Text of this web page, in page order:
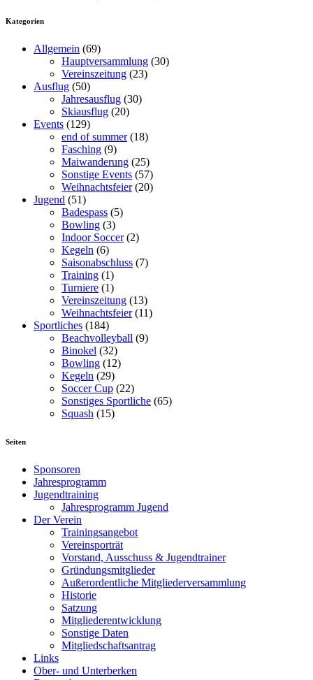
Kategorien
Allgemein (69)
Hauptversammlung (30)
Vereinszeitung (23)
Ausflug (50)
Jahresausflug (30)
Skiausflug (20)
Events (129)
end of summer(18)
Fasching (9)
Maiwanderung (25)
Sonstige Events (57)
Weihnachtsfeier(20)
Jugend (51)
Badespass (5)
Bowling (3)
Indoor Soccer(2)
Kegeln (6)
Saisonabschluss (7)
Training (1)
Turniere (1)
Vereinszeitung (13)
Weihnachtsfeier(11)
Sportliches (184)
Beachvolleyball (9)
Binokel (32)
Bowling (12)
Kegeln (29)
Soccer Cup (22)
Sonstiges Sportliche (65)
Squash (15)
Seiten
Sponsoren
Jahresprogramm
Jugendtraining
Jahresprogramm Jugend
Der Verein
Trainingsangebot
Vereinsporträt
Vorstand, Ausschuss & Jugendtrainer
Gründungsmitglieder
Außerordentliche Mitgliederversammlung
Historie
Satzung
Mitgliederentwicklung
Sonstige Daten
Mitgliedschaftsantrag
Links
Ober- und Unterberken